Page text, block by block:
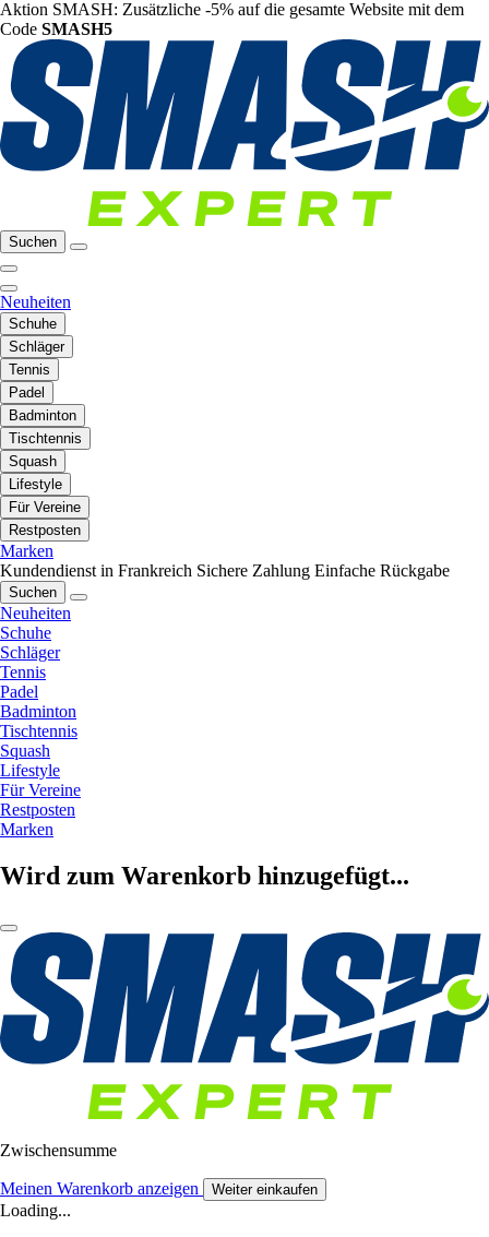
Aktion SMASH: Zusätzliche -5% auf die gesamte Website mit dem
Code SMASH5
Suchen
Neuheiten
Schuhe
Schläger
Tennis
Padel
Badminton
Tischtennis
Squash
Lifestyle
Für Vereine
Restposten
Marken
Kundendienst in Frankreich Sichere Zahlung Einfache Rückgabe
Suchen
Neuheiten
Schuhe
Schläger
Tennis
Padel
Badminton
Tischtennis
Squash
Lifestyle
Für Vereine
Restposten
Marken
Wird zum Warenkorb hinzugefügt...
Zwischensumme
Meinen Warenkorb anzeigen Weiter einkaufen
Loading...